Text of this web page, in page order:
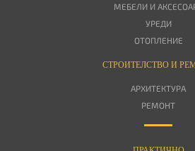
МЕБЕЛИ И
УРЕДИ
ОТОПЛЕНИЕ
СТРОИТЕЛСТВО И
АРХИТЕКТУРА
РЕМОНТ